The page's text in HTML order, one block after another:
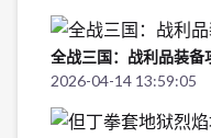
全战三国：战利品装备
2026-04-14 13:59:05